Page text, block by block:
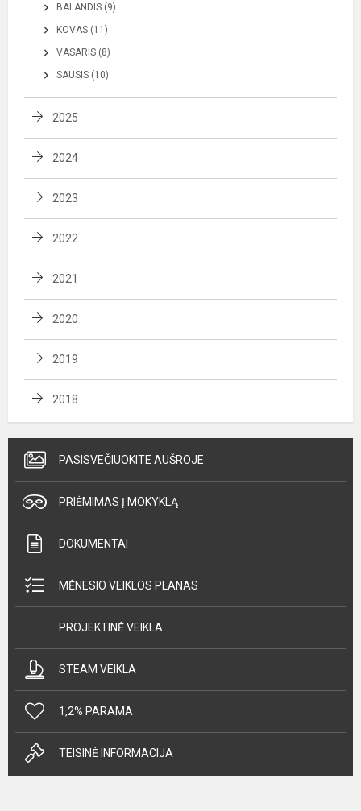
BALANDIS (9)
KOVAS (11)
VASARIS (8)
SAUSIS (10)
2025
2024
2023
2022
2021
2020
2019
2018
PASISVEČIUOKITE AUŠROJE
PRIĖMIMAS Į MOKYKLĄ
DOKUMENTAI
MĖNESIO VEIKLOS PLANAS
PROJEKTINĖ VEIKLA
STEAM VEIKLA
1,2% PARAMA
TEISINĖ INFORMACIJA